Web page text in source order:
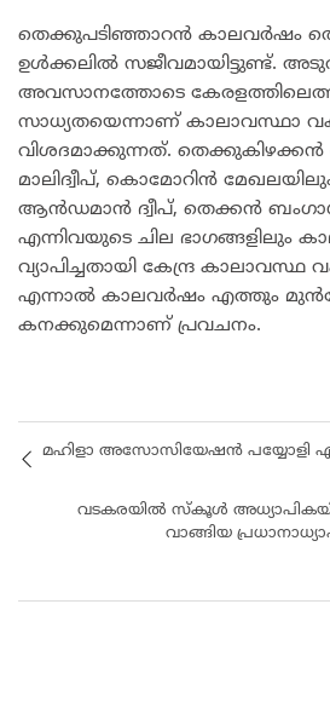
തെക്കുപടിഞ്ഞാറൻ കാലവർഷം
ഉൾക്കലിൽ സജീവമായിട്ടുണ്ട്.
അവസാനത്തോടെ
സാധ്യതയെന്നാണ് കാലാവസ്ഥാ
വിശദമാക്കുന്നത്.
മാലിദ്വീപ്, കൊമോറിൻ
ആൻഡമാൻ ദ്വീപ്, തെക്കൻ
എന്നിവയുടെ ചില ഭാഗങ്ങളിലും
വ്യാപിച്ചതായി കേന്ദ്ര കാലാവസ്ഥ
എന്നാൽ കാലവർഷം എത്തും
കനക്കുമെന്നാണ് പ്രവചനം.
മഹിളാ അസോസിയേഷൻ പയ്യോളി
വടകരയിൽ സ്കൂൾ
വാങ്ങിയ